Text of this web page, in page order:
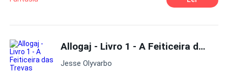
e Hell Armi terão que enfrentar uma guerra praticamente
Allogaj - Livro 1 - A Feiticeira das Trevas
Jesse Olyvarbo